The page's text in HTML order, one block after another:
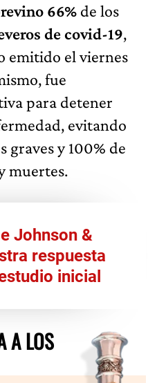
66% de los
de covid-19,
emitido el viernes
fue
para detener
evitando
graves y 100% de
muertes.
Johnson &
respuesta
inicial
A LOS